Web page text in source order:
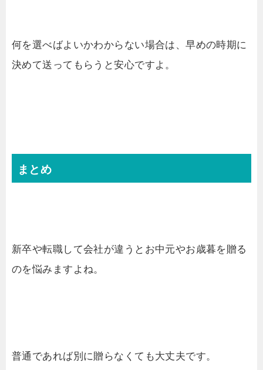
何を選べばよいかわからない場合は、早めの時期に
決めて送ってもらうと安心ですよ。
まとめ
新卒や転職して会社が違うとお中元やお歳暮を贈る
のを悩みますよね。
普通であれば別に贈らなくても大丈夫です。